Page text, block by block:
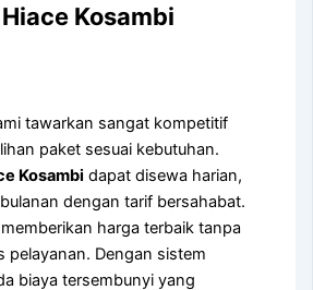
Kosambi
tawarkan sangat kompetitif
paket sesuai kebutuhan.
Kosambi dapat disewa harian,
dengan tarif bersahabat.
harga terbaik tanpa
pelayanan. Dengan sistem
biaya tersembunyi yang